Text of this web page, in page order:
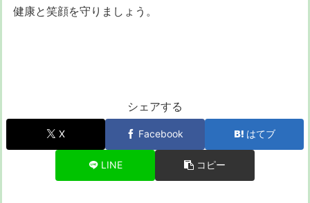
健康と笑顔を守りましょう。
シェアする
X Facebook はてブ
LINE コピー